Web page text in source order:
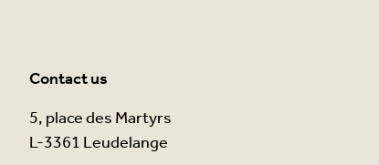
Contact us
5, place des Martyrs
L-3361 Leudelange